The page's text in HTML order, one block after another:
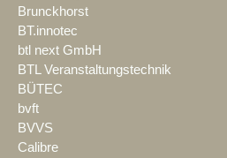
Brunckhorst
BT.innotec
btl next GmbH
BTL Veranstaltungstechnik
BÜTEC
bvft
BVVS
Calibre